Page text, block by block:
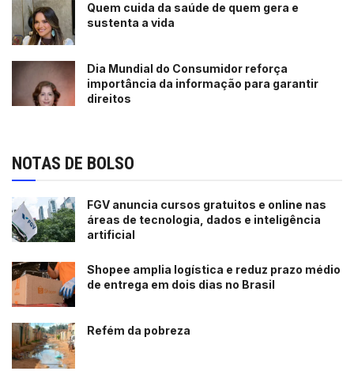
Quem cuida da saúde de quem gera e
sustenta a vida
Dia Mundial do Consumidor reforça
importância da informação para garantir
direitos
NOTAS DE BOLSO
FGV anuncia cursos gratuitos e online nas
áreas de tecnologia, dados e inteligência
artificial
Shopee amplia logística e reduz prazo médio
de entrega em dois dias no Brasil
Refém da pobreza